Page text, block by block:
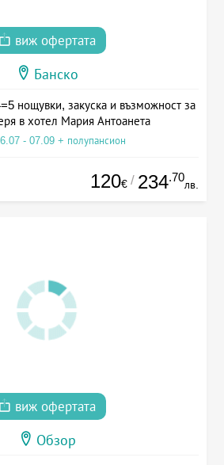
виж офертата
Банско
нощувки, закуска и възможност за
в хотел Мария Антоанета
- 07.09 + полупансион
120€ / 234.70
лв.
виж офертата
Обзор